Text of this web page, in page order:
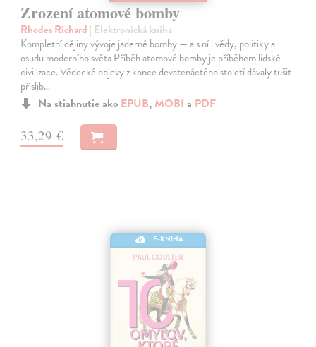
Zrození atomové bomby
Rhodes Richard | Elektronická kniha
Kompletní dějiny vývoje jaderné bomby — a s ní i vědy, politiky a
osudu moderního světa Příběh atomové bomby je příběhem lidské
civilizace. Vědecké objevy z konce devatenáctého století dávaly tušit
příslib…
Na stiahnutie ako EPUB, MOBI a PDF
33,29 €
E-KNIHA